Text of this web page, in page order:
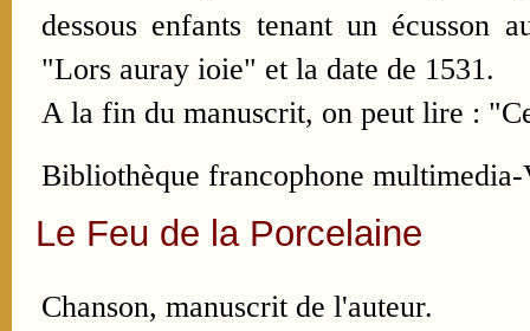
dessous enfants tenant un écusson
"Lors auray ioie" et la date de 1531.
A la fin du manuscrit, on peut lire :
Bibliothèque francophone
Le Feu de la Porcelaine
Chanson, manuscrit de l'auteur.